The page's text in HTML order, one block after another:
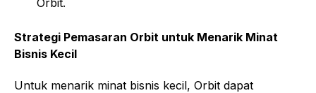
Strategi Pemasaran Orbit untuk Menarik Minat
Bisnis Kecil
Untuk menarik minat bisnis kecil, Orbit dapat